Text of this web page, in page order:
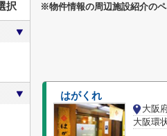
※物件情報の周辺施設紹介の
はがくれ
大阪
大阪環
択